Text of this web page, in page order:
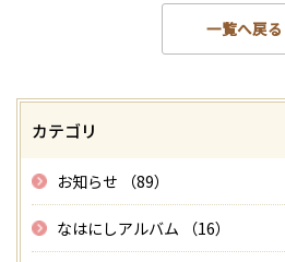
一覧へ戻る
カテゴリ
お知らせ （89）
なはにしアルバム （16）